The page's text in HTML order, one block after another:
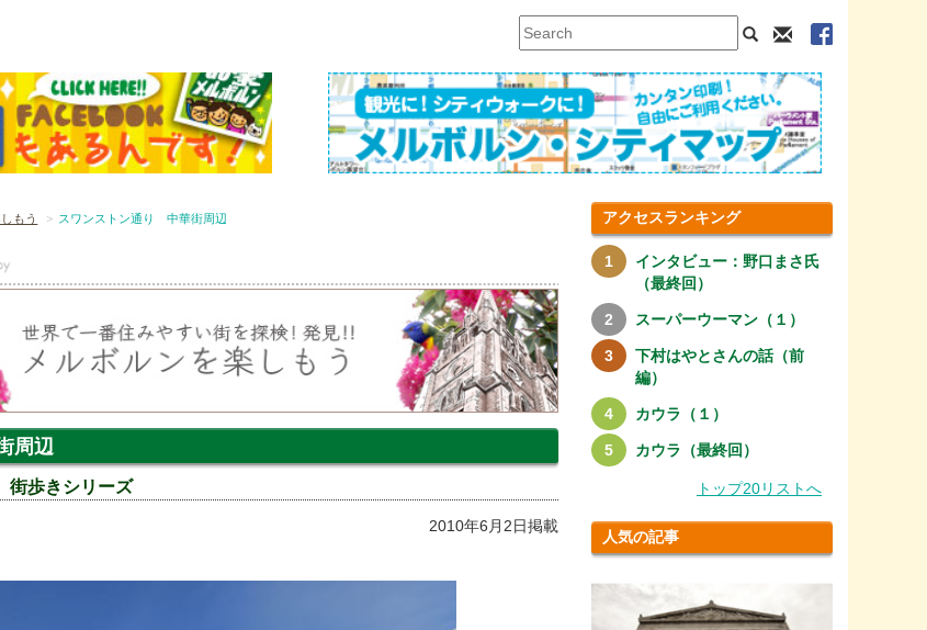
もう スワンストン通り 中華街周辺
周辺
歩きシリーズ
2010年6月2日掲載
アクセスランキング
インタビュー：野口まさ氏
（最終回）
スーパーウーマン（１）
下村はやとさんの話（前
編）
カウラ（１）
カウラ（最終回）
トップ20リストへ
人気の記事